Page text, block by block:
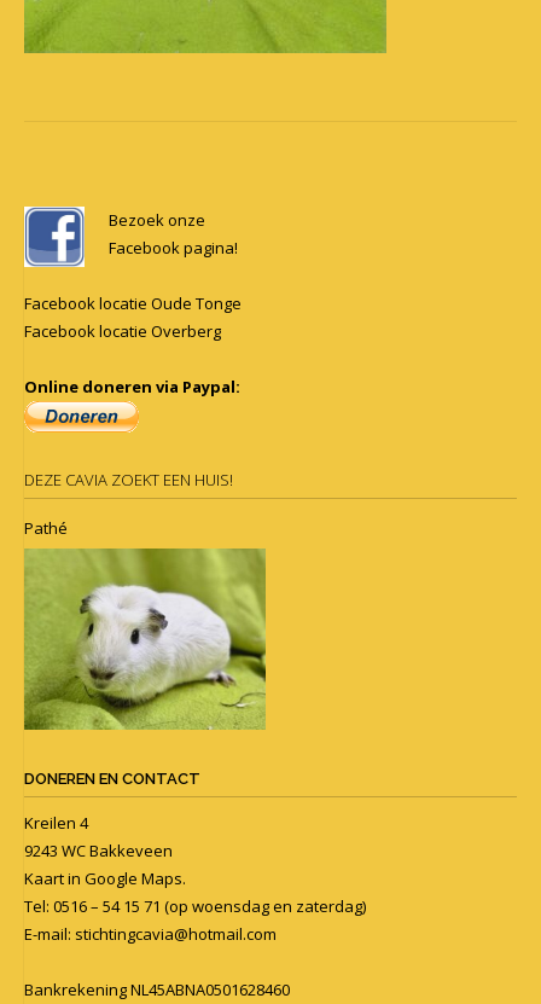
navigation
Bezoek onze
Facebook pagina!
Facebook locatie Oude Tonge
Facebook locatie Overberg
Online doneren via Paypal:
DEZE CAVIA ZOEKT EEN HUIS!
Pathé
DONEREN EN CONTACT
Kreilen 4
9243 WC Bakkeveen
Kaart in Google Maps.
Tel: 0516 – 54 15 71 (op woensdag en zaterdag)
E-mail: stichtingcavia@hotmail.com
Bankrekening NL45ABNA0501628460